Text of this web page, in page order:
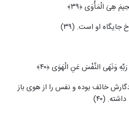
هِیَ الْمَأْوَى ﴿۳۹﴾
جایگاه او است. (۳۹)
وَنَهَى النَّفْسَ عَنِ الْهَوَى ﴿۴۰﴾
خائف بوده و نفس را از هوی باز
داشته. (۴۰)